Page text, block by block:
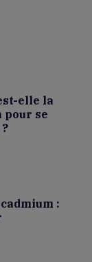
elle la
se
: